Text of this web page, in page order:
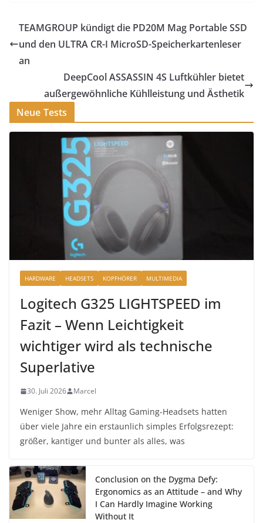
TEAMGROUP kündigt die PD20M Mag Portable SSD
und den ULTRA CR-I MicroSD-Speicherkartenleser
an
DeepCool ASSASSIN 4S Luftkühler bietet
außergewöhnliche Kühlleistung und Ästhetik
Neue Tests
HARDWARE HEADSETS KOPFHÖRER MULTIMEDIA
Logitech G325 LIGHTSPEED im
Fazit – Wenn Leichtigkeit
wichtiger wird als technische
Superlative
30. Juli 2026 Marcel
Weniger Show, mehr Alltag Gaming-Headsets hatten
über viele Jahre ein erstaunlich simples Erfolgsrezept:
größer, kantiger und bunter als alles, was
Conclusion on the Dygma Defy:
Ergonomics as an Attitude – and Why
I Can Hardly Imagine Working
Without It